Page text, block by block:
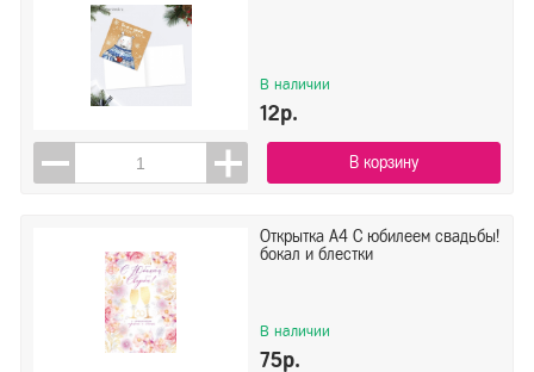
В наличии
12р.
В корзину
Открытка А4 С юбилеем свадьбы!
бокал и блестки
В наличии
75р.